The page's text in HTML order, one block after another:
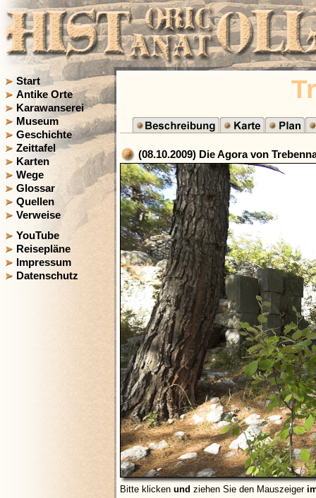
Start
Antike Orte
Karawanserei
Museum
Geschichte
Zeittafel
Karten
Wege
Glossar
Quellen
Verweise
YouTube
Reisepläne
Impressum
Datenschutz
(08.10.2009) Die Agora von
Bitte klicken und ziehen Sie den Mauszeiger